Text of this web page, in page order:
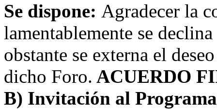
Se dispone: Agradecer la
lamentablemente se
obstante se externa el
dicho Foro. ACUERDO
B) Invitación al Programa